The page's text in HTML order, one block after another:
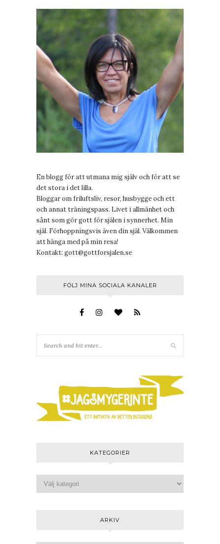
En blogg för att utmana mig själv och för att se
det stora i det lilla.
Bloggar om friluftsliv, resor, husbygge och ett
och annat träningspass. Livet i allmänhet och
sånt som gör gott för själen i synnerhet. Min
själ. Förhoppningsvis även din själ. Välkommen
att hänga med på min resa!
Kontakt: gott@gottforsjalen.se
FÖLJ MINA SOCIALA KANALER
KATEGORIER
ARKIV